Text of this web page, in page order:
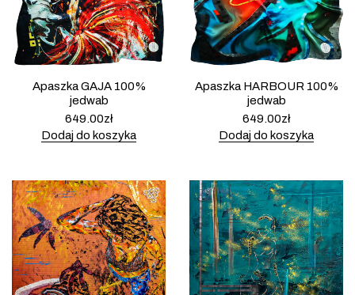
Apaszka GAJA 100%
jedwab
649.00zł
Dodaj do koszyka
Apaszka HARBOUR 100%
jedwab
649.00zł
Dodaj do koszyka